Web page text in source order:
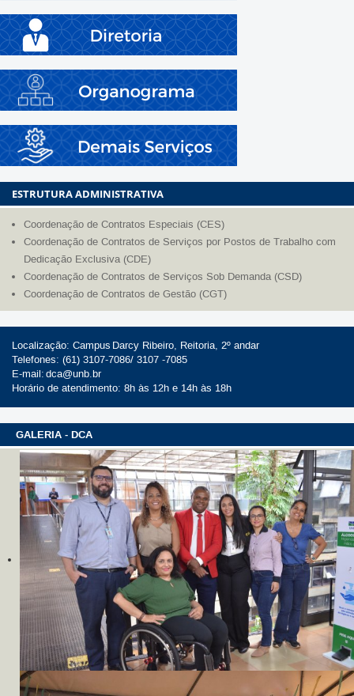
ESTRUTURA ADMINISTRATIVA
Coordenação de Contratos Especiais (CES)
Coordenação de Contratos de Serviços por Postos de Trabalho com
Dedicação Exclusiva (CDE)
Coordenação de Contratos de Serviços Sob Demanda (CSD)
Coordenação de Contratos de Gestão (CGT)
Localização: Campus Darcy Ribeiro, Reitoria, 2º andar
Telefones: (61) 3107-7086/ 3107 -7085
E-mail:dca@unb.br
Horário de atendimento: 8h às 12h e 14h às 18h
GALERIA - DCA